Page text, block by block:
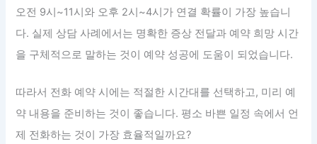
오전 9시~11시와 오후 2시~4시가 연결 확률이 가장 높습니
다. 실제 상담 사례에서는 명확한 증상 전달과 예약 희망 시간
을 구체적으로 말하는 것이 예약 성공에 도움이 되었습니다.
따라서 전화 예약 시에는 적절한 시간대를 선택하고, 미리 예
약 내용을 준비하는 것이 좋습니다. 평소 바쁜 일정 속에서 언
제 전화하는 것이 가장 효율적일까요?